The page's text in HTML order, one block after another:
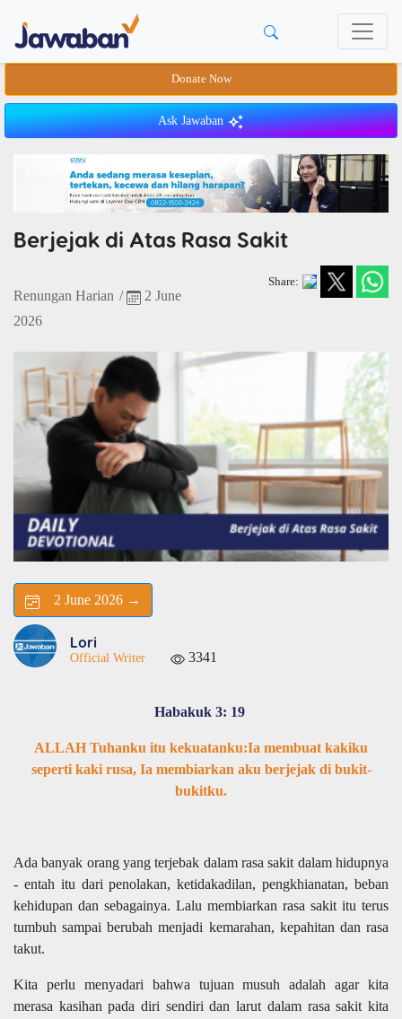
Donate Now
Ask Jawaban
Berjejak di Atas Rasa Sakit
Renungan Harian /
2 June
2026
Share:
2 June 2026 →
Lori
Official Writer 3341
Habakuk 3: 19
ALLAH Tuhanku itu kekuatanku:Ia membuat kakiku
seperti kaki rusa, Ia membiarkan aku berjejak di bukit-
bukitku.
Ada banyak orang yang terjebak dalam rasa sakit dalam hidupnya
- entah itu dari penolakan, ketidakadilan, pengkhianatan, beban
kehidupan dan sebagainya. Lalu membiarkan rasa sakit itu terus
tumbuh sampai berubah menjadi kemarahan, kepahitan dan rasa
takut.
Kita perlu menyadari bahwa tujuan musuh adalah agar kita
merasa kasihan pada diri sendiri dan larut dalam rasa sakit kita